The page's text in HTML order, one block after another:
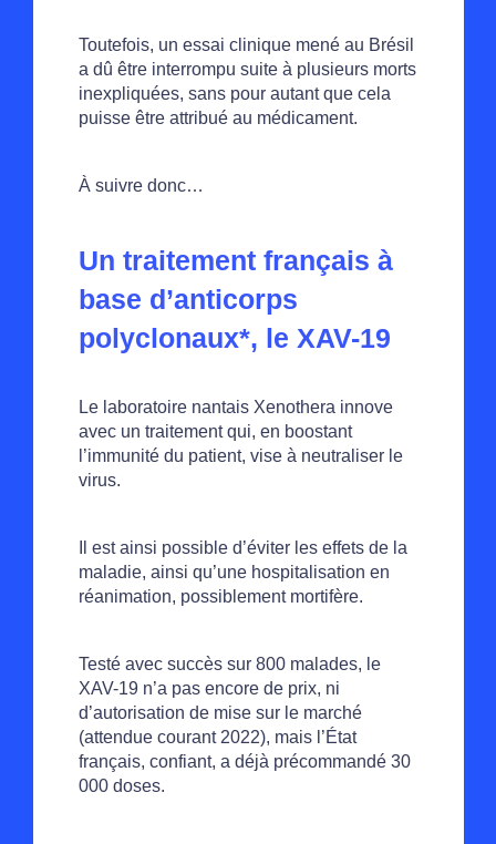
Toutefois, un essai clinique mené au Brésil
a dû être interrompu suite à plusieurs morts
inexpliquées, sans pour autant que cela
puisse être attribué au médicament.
À suivre donc…
Un traitement français à
base d’anticorps
polyclonaux*, le XAV-19
Le laboratoire nantais Xenothera innove
avec un traitement qui, en boostant
l’immunité du patient, vise à neutraliser le
virus.
Il est ainsi possible d’éviter les effets de la
maladie, ainsi qu’une hospitalisation en
réanimation, possiblement mortifère.
Testé avec succès sur 800 malades, le
XAV-19 n’a pas encore de prix, ni
d’autorisation de mise sur le marché
(attendue courant 2022), mais l’État
français, confiant, a déjà précommandé 30
000 doses.